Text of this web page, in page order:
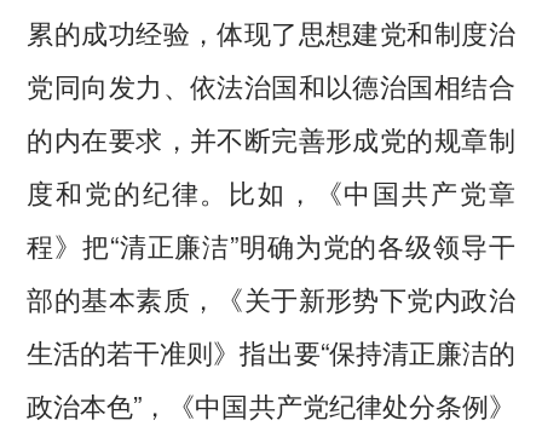
累的成功经验，体现了思想建党和制度治
党同向发力、依法治国和以德治国相结合
的内在要求，并不断完善形成党的规章制
度和党的纪律。比如，《中国共产党章
程》把“清正廉洁”明确为党的各级领导干
部的基本素质，《关于新形势下党内政治
生活的若干准则》指出要“保持清正廉洁的
政治本色”，《中国共产党纪律处分条例》